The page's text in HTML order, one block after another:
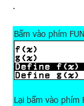
.
Bấm vào phím
Lại bấm vào phím